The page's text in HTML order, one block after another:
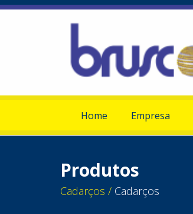
Home Empresa
Produtos
Cadarços / Cadarços